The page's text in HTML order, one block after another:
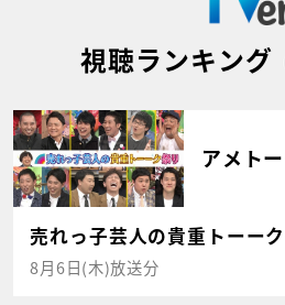
視聴ランキング
アメト
売れっ子芸人の貴重トーー
8月6日(木)放送分